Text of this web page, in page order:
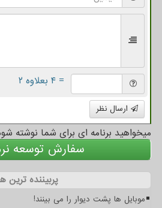
= ۴ بعلاوه ۲
ارسال نظر
میخواهید برنامه ای برای شما نوشته
سفارش توسعه
پربیننده ترین
موبایل ها پشت دیوار را می بینند!